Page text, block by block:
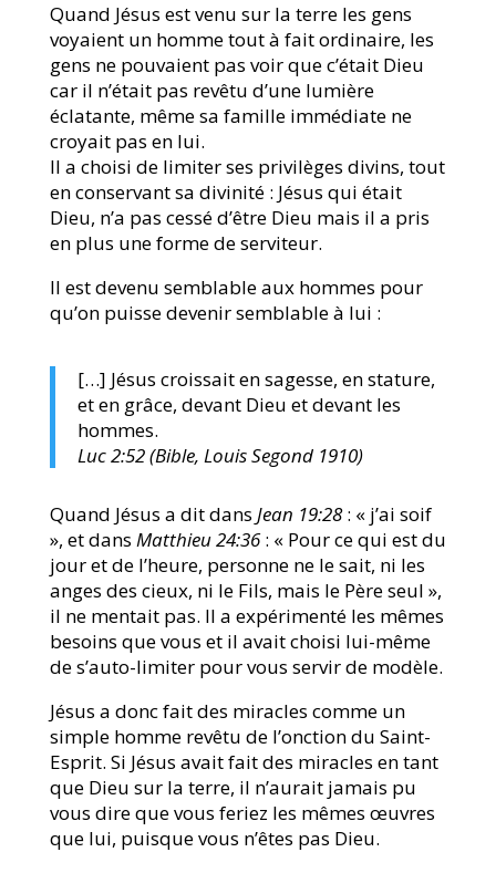
Quand Jésus est venu sur la terre les gens
voyaient un homme tout à fait ordinaire, les
gens ne pouvaient pas voir que c’était Dieu
car il n’était pas revêtu d’une lumière
éclatante, même sa famille immédiate ne
croyait pas en lui.
Il a choisi de limiter ses privilèges divins, tout
en conservant sa divinité : Jésus qui était
Dieu, n’a pas cessé d’être Dieu mais il a pris
en plus une forme de serviteur.
Il est devenu semblable aux hommes pour
qu’on puisse devenir semblable à lui :
[…] Jésus croissait en sagesse, en stature,
et en grâce, devant Dieu et devant les
hommes.
Luc 2:52 (Bible, Louis Segond 1910)
Quand Jésus a dit dans Jean 19:28: « j’ai soif
», et dans Matthieu 24:36: « Pour ce qui est du
jour et de l’heure, personne ne le sait, ni les
anges des cieux, ni le Fils, mais le Père seul »,
il ne mentait pas. Il a expérimenté les mêmes
besoins que vous et il avait choisi lui-même
de s’auto-limiter pour vous servir de modèle.
Jésus a donc fait des miracles comme un
simple homme revêtu de l’onction du Saint-
Esprit. Si Jésus avait fait des miracles en tant
que Dieu sur la terre, il n’aurait jamais pu
vous dire que vous feriez les mêmes œuvres
que lui, puisque vous n’êtes pas Dieu.